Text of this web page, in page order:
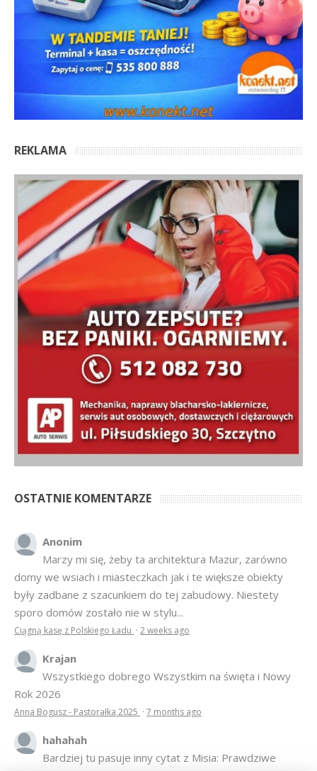
REKLAMA
OSTATNIE KOMENTARZE
Anonim
Marzy mi się, żeby ta architektura Mazur, zarówno
domy we wsiach i miasteczkach jak i te większe obiekty
były zadbane z szacunkiem do tej zabudowy. Niestety
sporo domów zostało nie w stylu...
Ciągną kasę z Polskiego Ładu · 2 weeks ago
Krajan
Wszystkiego dobrego Wszystkim na święta i Nowy
Rok 2026
Anna Bogusz - Pastorałka 2025 · 7 months ago
hahahah
Bardziej tu pasuje inny cytat z Misia: Prawdziwe